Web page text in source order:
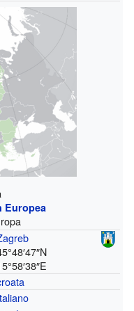
Europea